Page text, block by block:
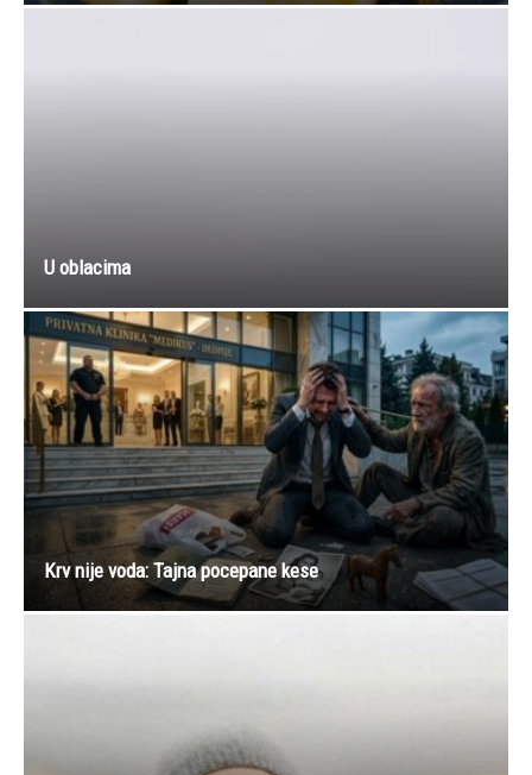
U oblacima
Krv nije voda: Tajna pocepane kese